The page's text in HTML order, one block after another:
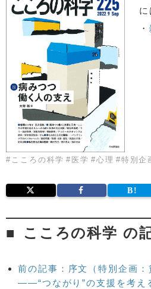
に
・
# こころの科学 # 医学 #心理 #特別企
こころの科学 の
前の記事：序文（特別企画
――“つながり”の支援を考え